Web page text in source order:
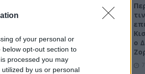
of your personal or
opt-out section to
processed you may
by us or personal
ο